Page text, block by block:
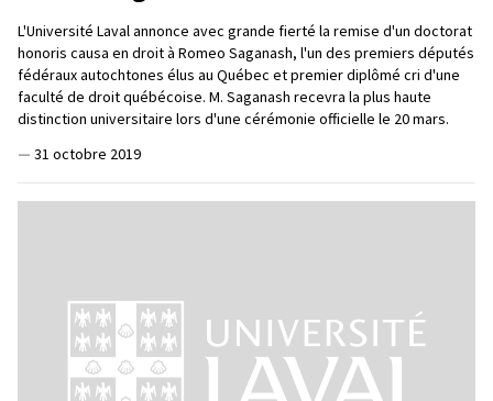
L'Université Laval annonce avec grande fierté la remise d'un doctorat
honoris causa en droit à Romeo Saganash, l'un des premiers députés
fédéraux autochtones élus au Québec et premier diplômé cri d'une
faculté de droit québécoise. M. Saganash recevra la plus haute
distinction universitaire lors d'une cérémonie officielle le 20 mars.
— 31 octobre 2019